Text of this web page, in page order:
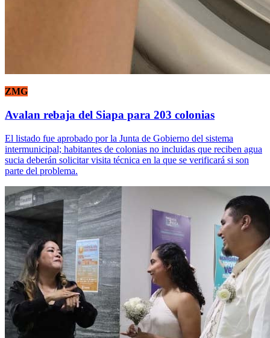
ZMG
Avalan rebaja del Siapa para 203 colonias
El listado fue aprobado por la Junta de Gobierno del sistema
intermunicipal; habitantes de colonias no incluidas que reciben agua
sucia deberán solicitar visita técnica en la que se verificará si son
parte del problema.